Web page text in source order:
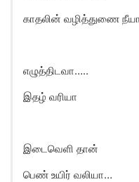
காதலின் வழித்துணை
எழுத்திடவா…..
இதழ் வரியா
இடைவெளி தான்
பெண் உயிர் வலியா…